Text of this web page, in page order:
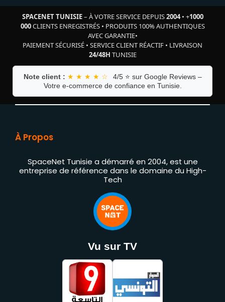
SPACENET TUNISIE– À VOTRE SERVICE DEPUIS2004• +1000
000CLIENTS ENREGISTRÉS• PRODUITS 100% AUTHENTIQUES
AVEC GARANTIE•
PAIEMENT SÉCURISÉ • SERVICE CLIENT RÉACTIF • LIVRAISON
24/48H TUNISIE
Note client : ★ ★ ★ ★ ☆
4/5 ⭐ sur Google Reviews –
Votre e-commerce de confiance en Tunisie.
À Propos
SpaceNet Tunisie a démarré en 2004, est une
entreprise de référence dans le domaine du High-
Tech
Vu sur TV